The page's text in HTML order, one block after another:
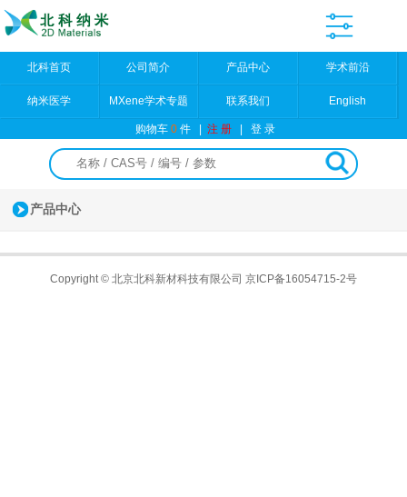
北科首页 公司简介 产品中心 学术前沿
纳米医学 MXene学术专题 联系我们 English
购物车0件 |注 册 |登 录
产品中心
Copyright © 北京北科新材科技有限公司 京ICP备16054715-2号